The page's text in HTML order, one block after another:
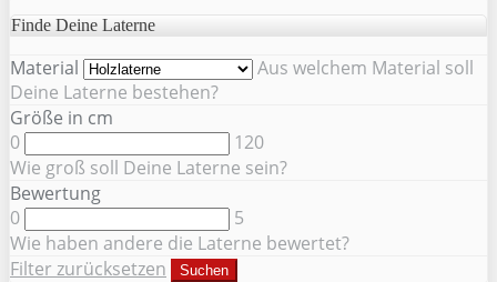
Finde Deine Laterne
Material
Aus welchem Material soll
Deine Laterne bestehen?
Größe in cm
0
120
Wie groß soll Deine Laterne sein?
Bewertung
0
5
Wie haben andere die Laterne bewertet?
Filter zurücksetzen
Suchen